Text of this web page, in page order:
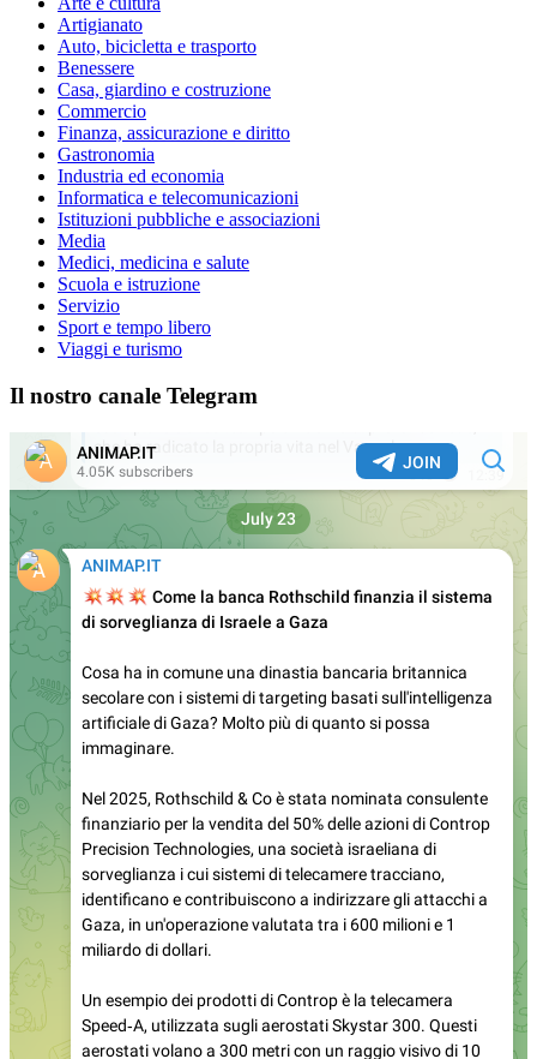
Artigianato
Auto, bicicletta e trasporto
Benessere
Casa, giardino e costruzione
Commercio
Finanza, assicurazione e diritto
Gastronomia
Industria ed economia
Informatica e telecomunicazioni
Istituzioni pubbliche e associazioni
Media
Medici, medicina e salute
Scuola e istruzione
Servizio
Sport e tempo libero
Viaggi e turismo
Il nostro canale Telegram